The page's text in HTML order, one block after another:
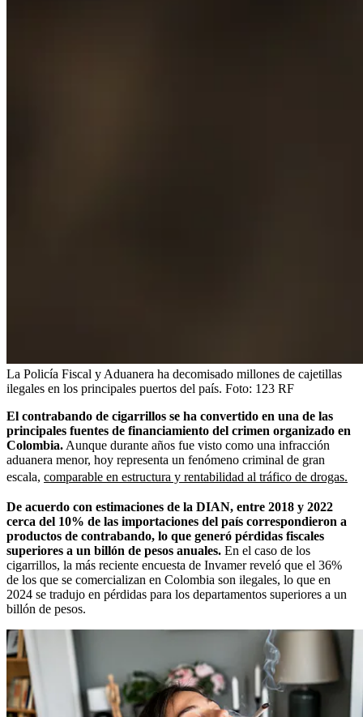
La Policía Fiscal y Aduanera ha decomisado millones de cajetillas
ilegales en los principales puertos del país. Foto: 123 RF
El contrabando de cigarrillos se ha convertido en una de las
principales fuentes de financiamiento del crimen organizado en
Colombia. Aunque durante años fue visto como una infracción
aduanera menor, hoy representa un fenómeno criminal de gran
escala, comparable en estructura y rentabilidad al tráfico de drogas.
De acuerdo con estimaciones de la DIAN, entre 2018 y 2022
cerca del 10% de las importaciones del país correspondieron a
productos de contrabando, lo que generó pérdidas fiscales
superiores a un billón de pesos anuales. En el caso de los
cigarrillos, la más reciente encuesta de Invamer reveló que el 36%
de los que se comercializan en Colombia son ilegales, lo que en
2024 se tradujo en pérdidas para los departamentos superiores a un
billón de pesos.